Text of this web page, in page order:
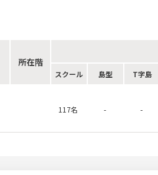
所在階
スクール 島型 T字島
117名 - -